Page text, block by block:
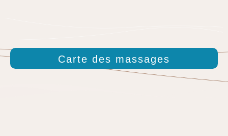
Carte des massages